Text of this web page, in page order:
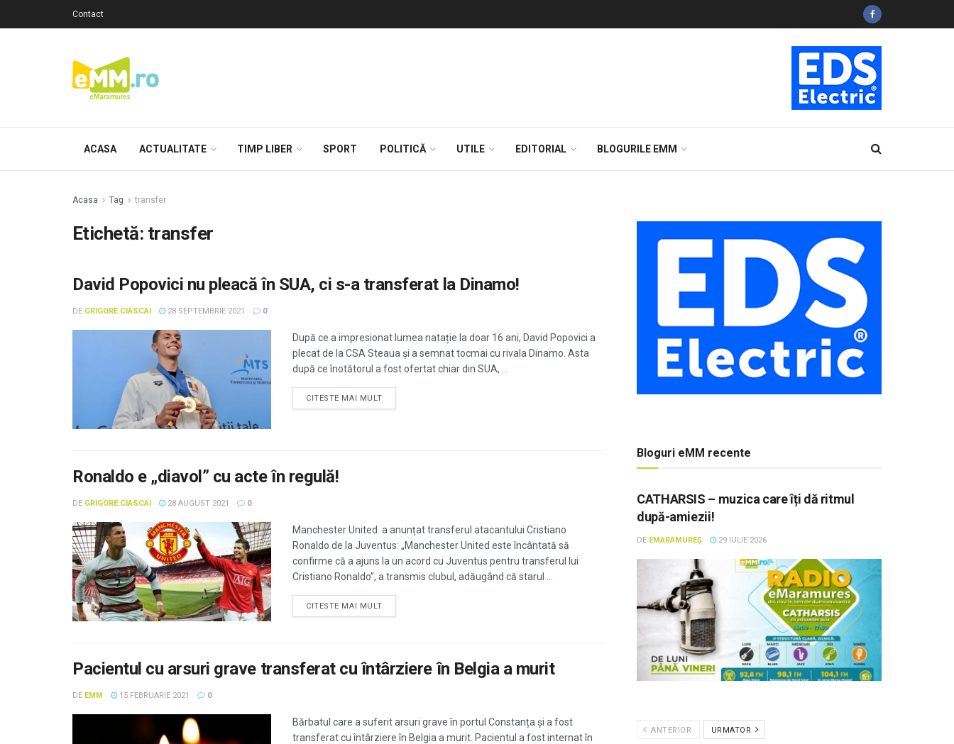
Contact
ACASA ACTUALITATE TIMP LIBER SPORT POLITICĂ UTILE EDITORIAL BLOGURILE EMM
Acasa Tag transfer
Etichetă: transfer
David Popovici nu pleacă în SUA, ci s-a transferat la Dinamo!
DE GRIGORE.CIASCAI 28 SEPTEMBRIE 2021 0
După ce a impresionat lumea natație la doar 16 ani, David Popovici a
plecat de la CSA Steaua și a semnat tocmai cu rivala Dinamo. Asta
după ce înotătorul a fost ofertat chiar din SUA, ...
CITESTE MAI MULT
Ronaldo e „diavol” cu acte în regulă!
DE GRIGORE.CIASCAI 28 AUGUST 2021 0
Manchester United a anunțat transferul atacantului Cristiano
Ronaldo de la Juventus: „Manchester United este încântată să
confirme că a ajuns la un acord cu Juventus pentru transferul lui
Cristiano Ronaldo”, a transmis clubul, adăugând că starul ...
CITESTE MAI MULT
Pacientul cu arsuri grave transferat cu întârziere în Belgia a murit
DE EMM 15 FEBRUARIE 2021 0
Bărbatul care a suferit arsuri grave în portul Constanța și a fost
transferat cu întârziere în Belgia a murit. Pacientul a fost internat în
Bloguri eMM recente
CATHARSIS – muzica care îți dă ritmul
după-amiezii!
DE EMARAMUREȘ 29 IULIE 2026
ANTERIOR URMATOR